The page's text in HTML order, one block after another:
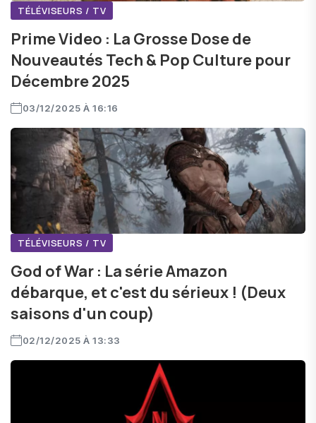
TÉLÉVISEURS / TV
Prime Video : La Grosse Dose de
Nouveautés Tech & Pop Culture pour
Décembre 2025
03/12/2025 À 16:16
TÉLÉVISEURS / TV
God of War : La série Amazon
débarque, et c'est du sérieux ! (Deux
saisons d'un coup)
02/12/2025 À 13:33